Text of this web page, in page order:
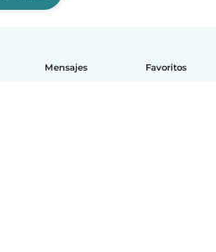
Mensajes Favoritos